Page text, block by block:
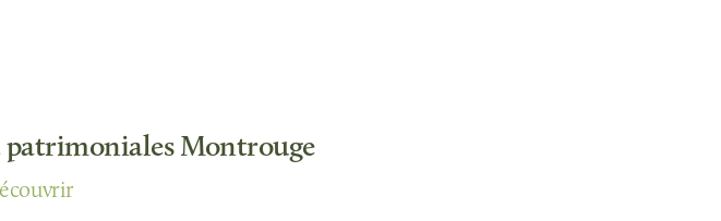
patrimoniales Montrouge